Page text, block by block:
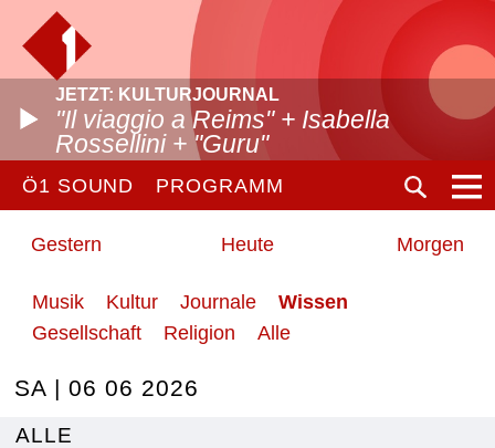
JETZT: KULTURJOURNAL
"Il viaggio a Reims" + Isabella
Rossellini + "Guru"
Ö1 SOUND PROGRAMM
Gestern Heute Morgen
Musik Kultur Journale
Wissen
Gesellschaft
Religion Alle
SA | 06 06 2026
ALLE